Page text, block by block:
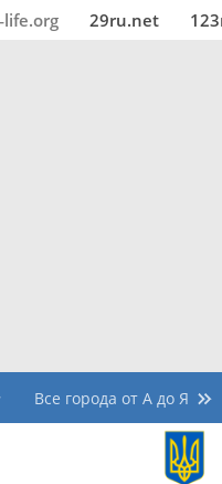
29ru.net
Все города от А до Я